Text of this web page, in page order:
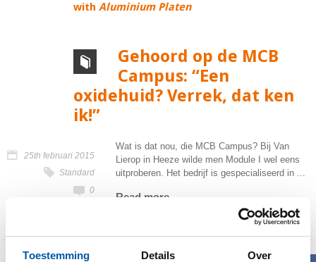
Toestemming Details Over
with Aluminium Platen
Gehoord op de MCB
Campus: “Een
oxidehuid? Verrek, dat ken
ik!”
25th februari 2015
Standard
0
Wat is dat nou, die MCB Campus? Bij Van
Lierop in Heeze wilde men Module I wel eens
uitproberen. Het bedrijf is gespecialiseerd in ...
Read more